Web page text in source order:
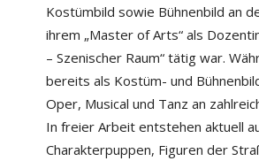
Kostümbild sowie Bühnenbild an
ihrem „Master of Arts“ als
– Szenischer Raum“ tätig war.
bereits als Kostüm- und
Oper, Musical und Tanz an
In freier Arbeit entstehen aktuell
Charakterpuppen, Figuren der